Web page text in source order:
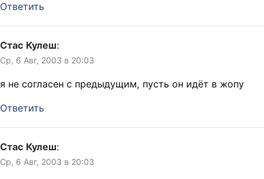
Ответить
Стас Кулеш:
Ср, 6 Авг, 2003 в 20:03
я не согласен с предыдущим, пусть он идёт в жопу
Ответить
Стас Кулеш:
Ср, 6 Авг, 2003 в 20:03